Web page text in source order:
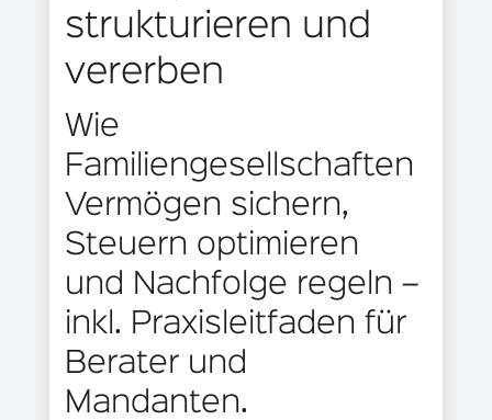
strukturieren und
vererben
Wie
Familiengesellschaften
Vermögen sichern,
Steuern optimieren
und Nachfolge regeln –
inkl. Praxisleitfaden für
Berater und
Mandanten.